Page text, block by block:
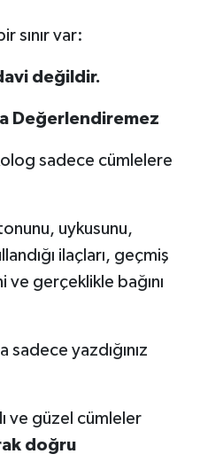
sınır var:
değildir.
Değerlendiremez
sadece cümlelere
uykusunu,
ilaçları, geçmiş
ve gerçeklikle bağını
sadece yazdığınız
ve güzel cümleler
doğru